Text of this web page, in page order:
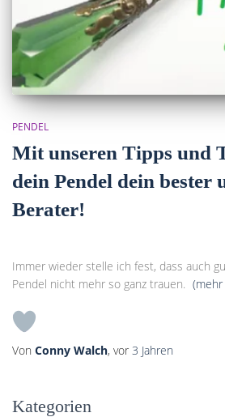
PENDEL
Mit unseren Tipps und
dein Pendel dein bester
Berater!
Immer wieder stelle ich fest, dass auch
Pendel nicht mehr so ganz trauen.
Von Conny Walch, vor 3 Jahren
Kategorien